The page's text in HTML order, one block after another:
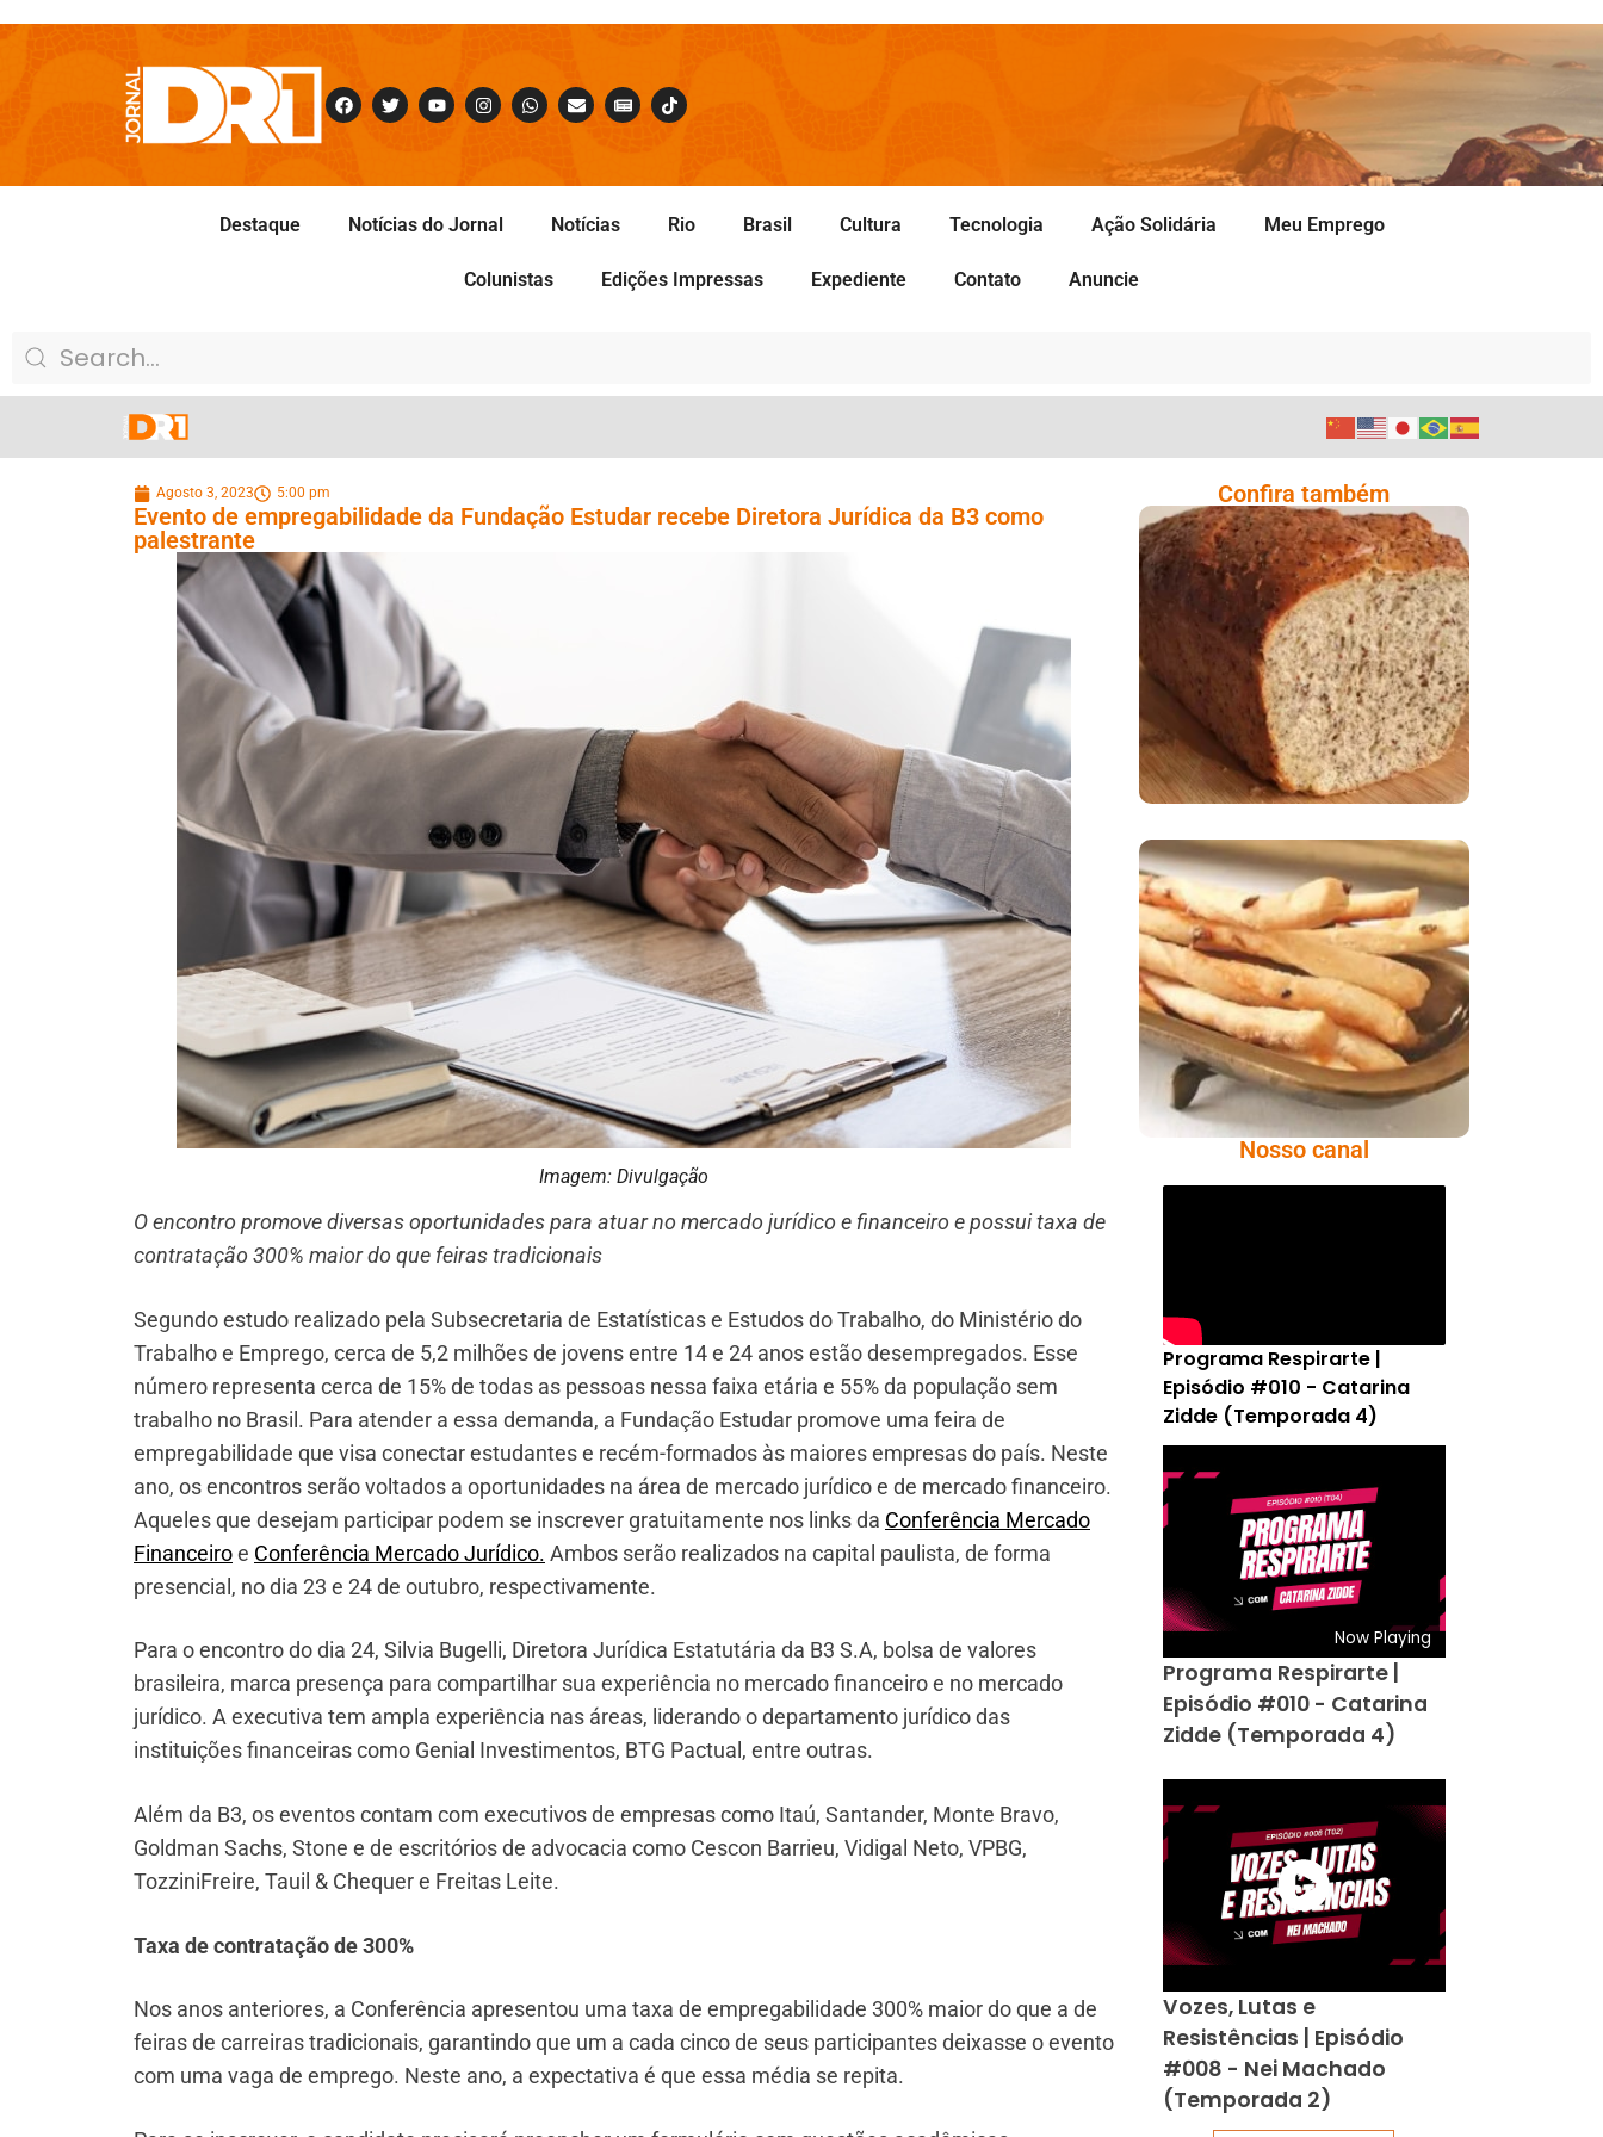
Destaque Notícias do Jornal Notícias Rio Brasil Cultura Tecnologia Ação Solidária Meu Emprego
Colunistas Edições Impressas Expediente Contato Anuncie
Agosto 3, 2023 5:00 pm
Evento de empregabilidade da Fundação Estudar recebe Diretora Jurídica da B3 como
palestrante
Imagem: Divulgação
O encontro promove diversas oportunidades para atuar no mercado jurídico e financeiro e possui taxa de
contratação 300% maior do que feiras tradicionais
Segundo estudo realizado pela Subsecretaria de Estatísticas e Estudos do Trabalho, do Ministério do
Trabalho e Emprego, cerca de 5,2 milhões de jovens entre 14 e 24 anos estão desempregados. Esse
número representa cerca de 15% de todas as pessoas nessa faixa etária e 55% da população sem
trabalho no Brasil. Para atender a essa demanda, a Fundação Estudar promove uma feira de
empregabilidade que visa conectar estudantes e recém-formados às maiores empresas do país. Neste
ano, os encontros serão voltados a oportunidades na área de mercado jurídico e de mercado financeiro.
Aqueles que desejam participar podem se inscrever gratuitamente nos links da Conferência Mercado
Financeiroe Conferência Mercado Jurídico. Ambos serão realizados na capital paulista, de forma
presencial, no dia 23 e 24 de outubro, respectivamente.
Para o encontro do dia 24, Silvia Bugelli, Diretora Jurídica Estatutária da B3 S.A, bolsa de valores
brasileira, marca presença para compartilhar sua experiência no mercado financeiro e no mercado
jurídico. A executiva tem ampla experiência nas áreas, liderando o departamento jurídico das
instituições financeiras como Genial Investimentos, BTG Pactual, entre outras.
Além da B3, os eventos contam com executivos de empresas como Itaú, Santander, Monte Bravo,
Goldman Sachs, Stone e de escritórios de advocacia como Cescon Barrieu, Vidigal Neto, VPBG,
TozziniFreire, Tauil & Chequer e Freitas Leite.
Taxa de contratação de 300%
Nos anos anteriores, a Conferência apresentou uma taxa de empregabilidade 300% maior do que a de
feiras de carreiras tradicionais, garantindo que um a cada cinco de seus participantes deixasse o evento
com uma vaga de emprego. Neste ano, a expectativa é que essa média se repita.
Confira também
Comer Bem: Pão Low
Carb
Comer Bem:
Palitinhos De Cebola
E Salsa
Nosso canal
Programa Respirarte |
Episódio #010 - Catarina
Zidde (Temporada 4)
Now Playing
Programa Respirarte |
Episódio #010 - Catarina
Zidde (Temporada 4)
Vozes, Lutas e
Resistências | Episódio
#008 - Nei Machado
(Temporada 2)